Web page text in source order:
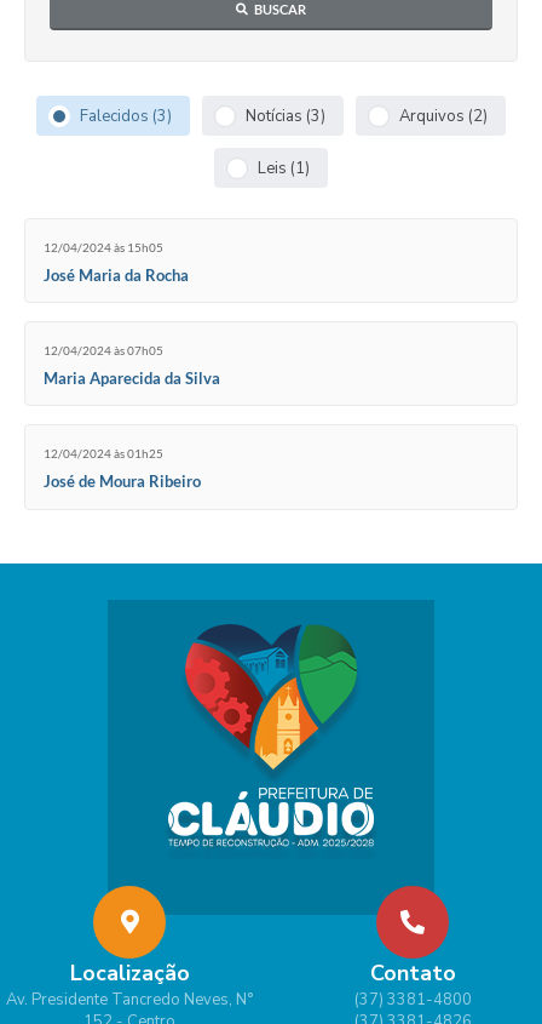
BUSCAR
Falecidos (3) Notícias (3) Arquivos (2)
Leis (1)
12/04/2024 às 15h05
José Maria da Rocha
12/04/2024 às 07h05
Maria Aparecida da Silva
12/04/2024 às 01h25
José de Moura Ribeiro
Localização
Av. Presidente Tancredo Neves, N°
Contato
(37) 3381-4800